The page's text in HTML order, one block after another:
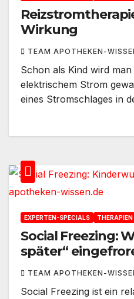
Wirkung
TEAM APOTHEKEN-
Schon als Kind wird
elektrischem Strom
eines Stromschlages in
EXPERTEN-SPECIALS
Social Freezing:
später“
TEAM APOTHEKEN-
Social Freezing ist ein